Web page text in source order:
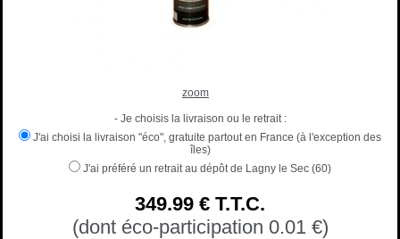
zoom
- Je choisis la livraison ou le retrait :
J'ai choisi la livraison "éco", gratuite partout en France (à l'exception des
îles)
J'ai préféré un retrait au dépôt de Lagny le Sec (60)
349.99 € T.T.C.
(dont éco-participation 0.01 €)